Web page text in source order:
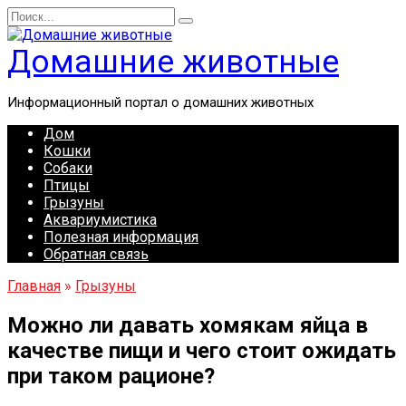
Перейти
к
содержанию
Search
for:
Домашние животные
Информационный портал о домашних животных
Дом
Кошки
Собаки
Птицы
Грызуны
Аквариумистика
Полезная информация
Обратная связь
Главная » Грызуны
Можно ли давать хомякам яйца в
качестве пищи и чего стоит ожидать
при таком рационе?